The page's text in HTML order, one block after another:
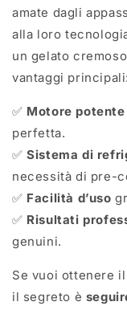
amate dagli
alla loro
un gelato
vantaggi principali:
✅ Motore
perfetta.
✅Sistema di
necessità di pre-
✅ Facilità d’uso
✅ Risultati
genuini.
Se vuoi ottenere
il segreto è